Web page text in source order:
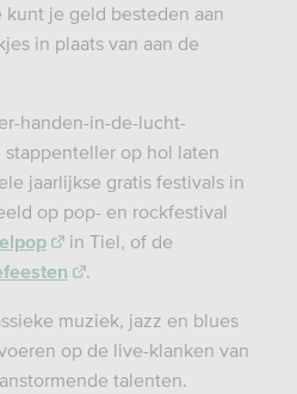
je geld besteden aan
in plaats van aan de
handen-in-de-lucht-
op hol laten
jaarlijkse gratis festivals in
op pop- en rockfestival
in Tiel, of de
.
muziek, jazz en blues
op de live-klanken van
talenten.